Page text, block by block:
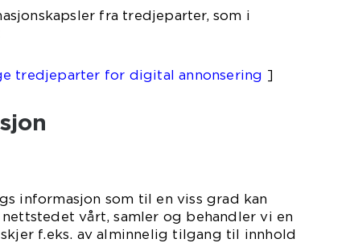
fra tredjeparter, som i
tredjeparter for digital annonsering ]
informasjon som til en viss grad kan
vårt, samler og behandler vi en
f.eks. av alminnelig tilgang til innhold